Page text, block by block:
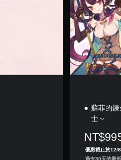
蘇菲的
士～
優惠截止於12/
過去30天的最